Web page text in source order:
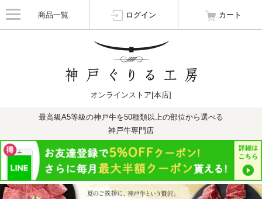
商品一覧 ログイン カート
オンラインストア[本店]
最高級A5等級の神戸牛を50種類以上の部位から選べる
神戸牛専門店